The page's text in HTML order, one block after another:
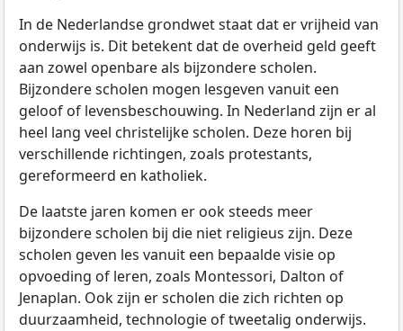
In de Nederlandse grondwet staat dat er vrijheid van
onderwijs is. Dit betekent dat de overheid geld geeft
aan zowel openbare als bijzondere scholen.
Bijzondere scholen mogen lesgeven vanuit een
geloof of levensbeschouwing. In Nederland zijn er al
heel lang veel christelijke scholen. Deze horen bij
verschillende richtingen, zoals protestants,
gereformeerd en katholiek.
De laatste jaren komen er ook steeds meer
bijzondere scholen bij die niet religieus zijn. Deze
scholen geven les vanuit een bepaalde visie op
opvoeding of leren, zoals Montessori, Dalton of
Jenaplan. Ook zijn er scholen die zich richten op
duurzaamheid, technologie of tweetalig onderwijs.